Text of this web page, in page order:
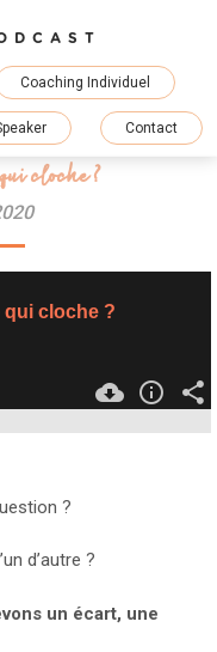
Coaching Individuel
Contact
cloche ?
?
d’autre ?
un écart, une